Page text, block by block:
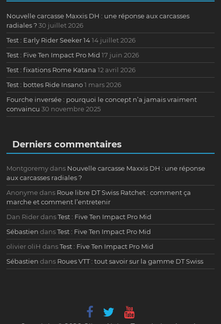
Nouvelle carcasse Maxxis DH : une réponse aux carcasses
radiales ? 30 juillet 2026
Test : Early Rider Seeker 14 14 juillet 2026
Test : Five Ten Impact Pro Mid 17 juin 2026
Test : fixations Rome Katana 12 avril 2026
Test : bottes Ride Insano 1 mars 2026
Fourche inversée : pourquoi le concept n’a jamais vraiment
convaincu 30 novembre 2025
Derniers commentaires
Montgoremydans Nouvelle carcasse Maxxis DH : une réponse
aux carcasses radiales ?
Anonyme dans Roue libre DT Swiss Ratchet : comment ça
marche et comment l’entretenir
Dan RiderdansTest : Five Ten Impact Pro Mid
Sébastien dansTest : Five Ten Impact Pro Mid
olivier oliH dansTest : Five Ten Impact Pro Mid
Sébastien dans Roues VTT : tout savoir sur la gamme DT Swiss